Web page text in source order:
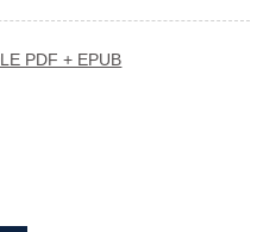
PDF + EPUB